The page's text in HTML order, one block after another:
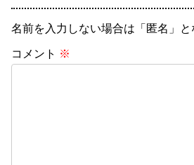
名前を入力しない場合は「匿名」と
コメント ※